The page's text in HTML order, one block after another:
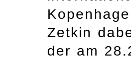
Zetkin
der am